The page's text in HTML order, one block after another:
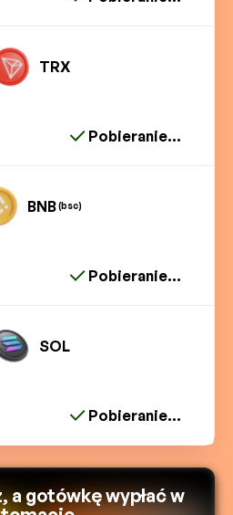
TRX
Pobieranie...
BNB(bsc)
Pobieranie...
SOL
Pobieranie...
a gotówkę wypłać w